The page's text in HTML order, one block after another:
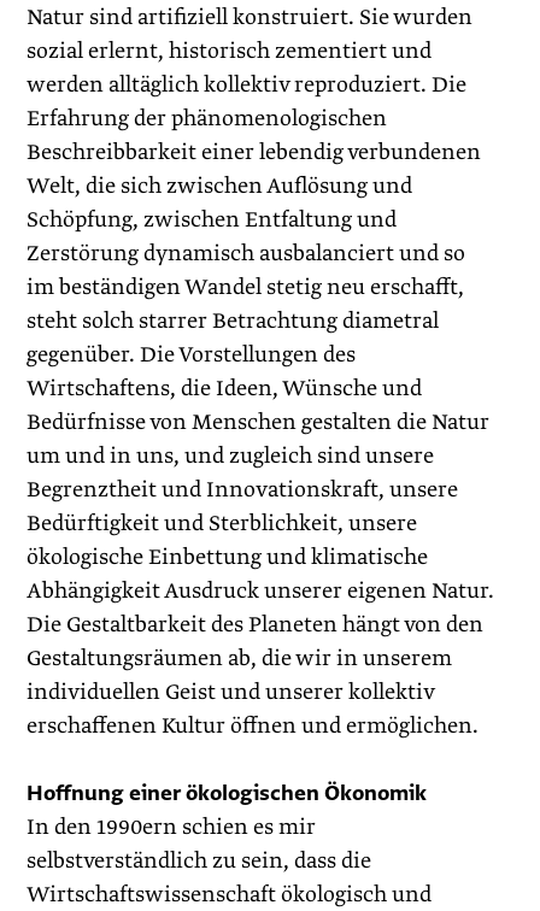
Natur sind artifiziell konstruiert. Sie wurden
sozial erlernt, historisch zementiert und
werden alltäglich kollektiv reproduziert. Die
Erfahrung der phänomenologischen
Beschreibbarkeit einer lebendig verbundenen
Welt, die sich zwischen Auflösung und
Schöpfung, zwischen Entfaltung und
Zerstörung dynamisch ausbalanciert und so
im beständigen Wandel stetig neu erschafft,
steht solch starrer Betrachtung diametral
gegenüber. Die Vorstellungen des
Wirtschaftens, die Ideen, Wünsche und
Bedürfnisse von Menschen gestalten die Natur
um und in uns, und zugleich sind unsere
Begrenztheit und Innovationskraft, unsere
Bedürftigkeit und Sterblichkeit, unsere
ökologische Einbettung und klimatische
Abhängigkeit Ausdruck unserer eigenen Natur.
Die Gestaltbarkeit des Planeten hängt von den
Gestaltungsräumen ab, die wir in unserem
individuellen Geist und unserer kollektiv
erschaffenen Kultur öffnen und ermöglichen.
Hoffnung einer ökologischen Ökonomik
In den 1990ern schien es mir
selbstverständlich zu sein, dass die
Wirtschaftswissenschaft ökologisch und